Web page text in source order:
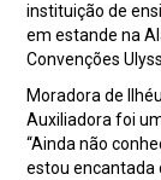
instituição de
em estande na
Convenções
Moradora de
Auxiliadora foi
“Ainda não
estou encantada